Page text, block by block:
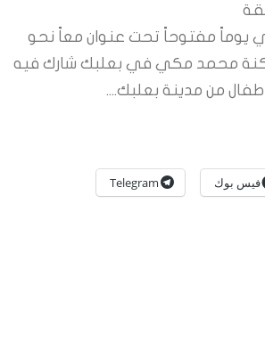
يوماً مفتوحاً تحت عنوان معاً نحو
محمد مكي في بعلبك شارك فيه
من مدينة بعلبك....
فيس بوك Telegram